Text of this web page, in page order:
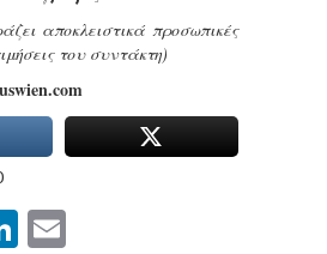
αποκλειστικά προσωπικές
του συντάκτη)
LinkedIn